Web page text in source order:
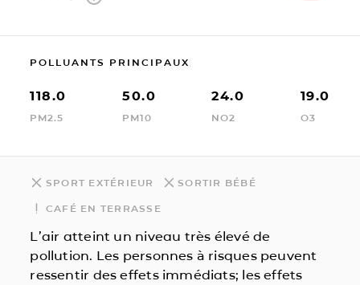
POLLUANTS PRINCIPAUX
118.0
PM2.5
50.0
PM10
24.0
NO2
19.0
O3
SPORT EXTÉRIEUR SORTIR BÉBÉ
CAFÉ EN TERRASSE
L’air atteint un niveau très élevé de
pollution. Les personnes à risques peuvent
ressentir des effets immédiats; les effets